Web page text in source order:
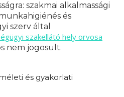
szakmai alkalmassági
és
szerv által
szakellátó hely orvosa
nem jogosult.
és gyakorlati